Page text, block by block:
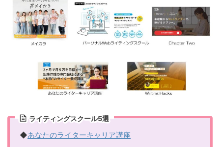
ライティングスクール5選
◆あなたのライターキャリア講座